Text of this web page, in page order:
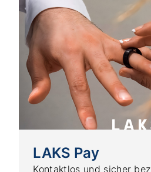
LAKS Pay
Kontaktlos und sicher